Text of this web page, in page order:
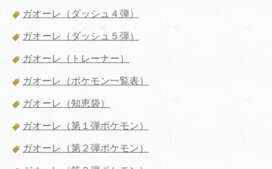
ガオーレ（ダッシュ４弾）
ガオーレ（ダッシュ５弾）
ガオーレ（トレーナー）
ガオーレ（ポケモン一覧表）
ガオーレ（知恵袋）
ガオーレ（第１弾ポケモン）
ガオーレ（第２弾ポケモン）